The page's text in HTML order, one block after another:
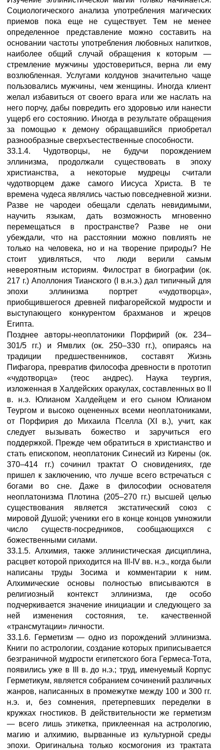
Социологического анализа употребления магических
приемов пока еще не существует. Тем не менее
определенное представление можно составить на
основании частоты употребления любовных напитков,
наиболее общий случай обращения к которым —
стремление мужчины удостовериться, верна ли ему
возлюбленная. Услугами колдунов значительно чаще
пользовались мужчины, чем женщины. Иногда клиент
желал избавиться от своего врага или же наслать на
него порчу, дабы повредить его здоровью или нанести
ущерб его состоянию. Иногда в результате обращения
за помощью к демону обращавшийся приобретал
разнообразные сверхъестественные способности.
33.1.4. Чудотворцы, не будучи порождением
эллинизма, продолжали существовать в эпоху
христианства, а некоторые мудрецы считали
чудотворцем даже самого Иисуса Христа. В те
времена чудеса являлись частью повседневной жизни.
Разве не чародеи обещали сделать невидимыми,
научить языкам, дать возможность мгновенно
перемещаться в пространстве? Разве не они
убеждали, что на расстоянии можно повлиять не
только на человека, но и на творение природы? Не
стоит удивляться, что люди верили самым
невероятным историям. Филострат в биографии (ок.
217 г.) Аполлония Тианского (I в.н.э.) дал типичный для
эпохи эллинизма портрет «чудотворца»,
приобщившегося древней пифагорейской мудрости и
выступающего конкурентом брахманов и жрецов
Египта.
Позднее авторы-неоплатоники Порфирий (ок. 234–
301/5 гг.) и Ямвлих (ок. 250–330 гг.), опираясь на
традиции предшественников, составят Жизнь
Пифагора, превратив философа древности в прототип
«чудотворца» (теос андрес). Наука теургия,
изложенная в Халдейских оракулах, составленных во II
в. н.э. Юлианом Халдейцем и его сыном Юлианом
Теургом и высоко оцененных всеми неоплатониками,
от Порфирия до Михаила Пселла (XI в.), учит, как
следует вызывать божество и заручиться его
поддержкой. Прежде чем обратиться в христианство и
стать епископом, неоплатоник Синесий из Кирены (ок.
370–414 гг.) сочинил трактат О сновидениях, где
пришел к заключению, что лучше всего встречаться с
богами во сне. Даже в философии основателя
неоплатонизма Плотина (205–270 гг.) высшей целью
существования является экстатический союз с
мировой Душой; ученики его в конце концов умножили
число существ-посредников, сообщающихся с
божественными силами.
33.1.5. Алхимия, также эллинистическая дисциплина,
расцвет которой приходится на III-IV вв. н.э., когда были
написаны труды Зосима и комментарии к ним.
Алхимические основы полностью вписываются в
религиозный контекст эллинизма, где особо
подчеркивается значение инициации и следующего за
ней изменения состояния, т.е. качественной
«трансмутации» личности.
33.1.6. Герметизм — одно из порождений эллинизма.
Книги по астрологии, создание которых приписывается
безграничной мудрости египетского бога Гермеса-Тота,
появились уже в III в. до н.э.; труд, именуемый Корпус
Герметикум, является собранием сочинений различных
жанров, написанных в промежутке между 100 и 300 гг.
н.э. и, без сомнения, претерпевших переделки в
кружках гностиков. В действительности же герметизм
— всего лишь этикетка, приклеенная на астрологию,
магию и алхимию, вырванные из культурной среды
эпохи. Оригинальна только космогония из трактата